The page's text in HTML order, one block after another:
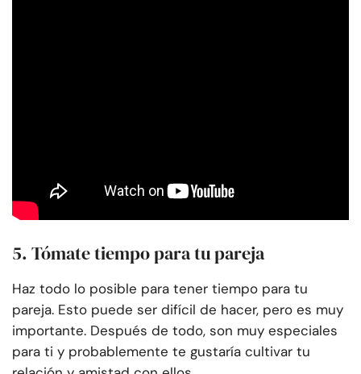
5. Tómate tiempo para tu pareja
Haz todo lo posible para tener tiempo para tu
pareja. Esto puede ser difícil de hacer, pero es muy
importante. Después de todo, son muy especiales
para ti y probablemente te gustaría cultivar tu